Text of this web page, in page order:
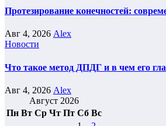
Протезирование конечностей:
Авг 4, 2026 Alex
Новости
Что такое метод ДПДГ и в чем его
Авг 4, 2026 Alex
Август 2026
Пн Вт Ср Чт Пт Сб Вс